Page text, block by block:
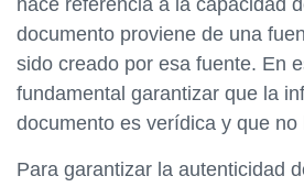
hace referencia a la capacidad
documento proviene de una
sido creado por esa fuente. En
fundamental garantizar que la
documento es verídica y que no
Para garantizar la autenticidad